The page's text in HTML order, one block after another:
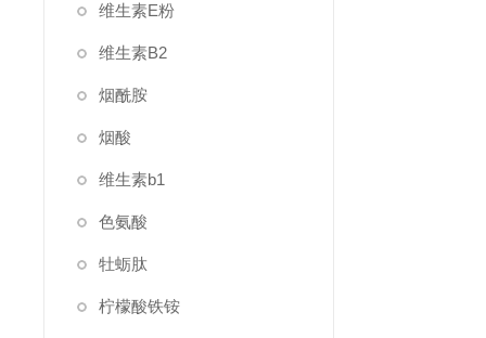
维生素E粉
维生素B2
烟酰胺
烟酸
维生素b1
色氨酸
牡蛎肽
柠檬酸铁铵